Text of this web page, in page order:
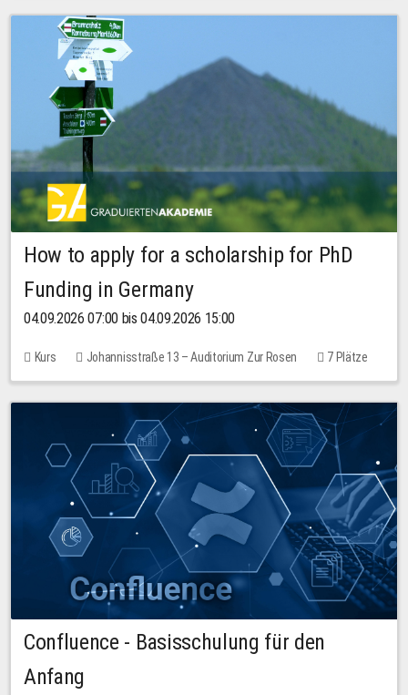
How to apply for a scholarship for PhD
Funding in Germany
04.09.2026 07:00 bis 04.09.2026 15:00
Kurs Johannisstraße 13 – Auditorium Zur Rosen
7 Plätze
10,00 EUR
Confluence - Basisschulung für den
Anfang